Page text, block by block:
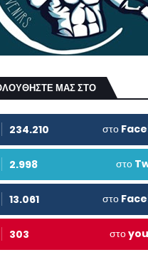
ΜΑΣ ΣΤΟ
234.210 στο
2.998 στο
13.061 στο
303 στο